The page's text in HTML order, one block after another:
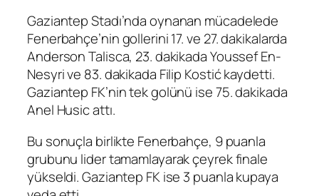
Gaziantep Stadı’nda oynanan mücadelede
Fenerbahçe’nin gollerini 17. ve 27. dakikalarda
Anderson Talisca, 23. dakikada Youssef En-
Nesyri ve 83. dakikada Filip Kostić kaydetti.
Gaziantep FK’nin tek golünü ise 75. dakikada
Anel Husic attı.
Bu sonuçla birlikte Fenerbahçe, 9 puanla
grubunu lider tamamlayarak çeyrek finale
yükseldi. Gaziantep FK ise 3 puanla kupaya